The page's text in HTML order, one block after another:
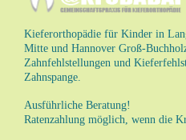
Kieferorthopädie für Kinder in
Mitte und Hannover Groß-
Zahnfehlstellungen und
Zahnspange.
Ausführliche Beratung!
Ratenzahlung möglich, wenn die